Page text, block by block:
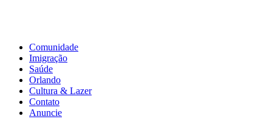
Comunidade
Imigração
Saúde
Orlando
Cultura & Lazer
Contato
Anuncie